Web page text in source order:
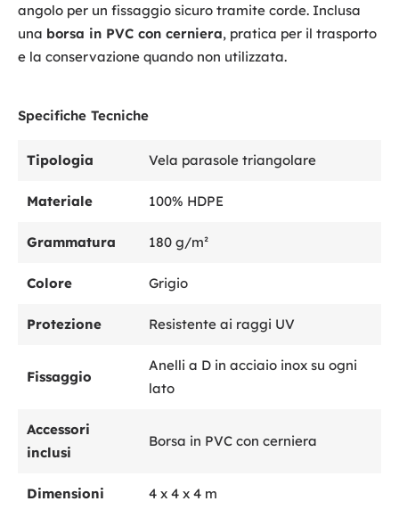
angolo per un fissaggio sicuro tramite corde. Inclusa
una borsa in PVC con cerniera, pratica per il trasporto
e la conservazione quando non utilizzata.
Specifiche Tecniche
Tipologia Vela parasole triangolare
Materiale 100% HDPE
Grammatura 180 g/m²
Colore Grigio
Protezione Resistente ai raggi UV
Fissaggio
Anelli a D in acciaio inox su ogni
lato
Accessori
inclusi
Borsa in PVC con cerniera
Dimensioni 4 x 4 x 4 m